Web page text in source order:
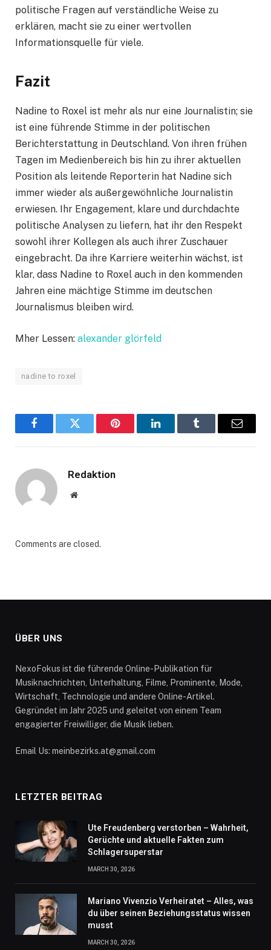
politische Fragen auf verständliche Weise zu
erklären, macht sie zu einer wertvollen
Informationsquelle für viele.
Fazit
Nadine to Roxel ist mehr als nur eine Journalistin; sie
ist eine führende Stimme in der politischen
Berichterstattung in Deutschland. Von ihren frühen
Tagen im Medienbereich bis hin zu ihrer aktuellen
Position als leitende Reporterin hat Nadine sich
immer wieder als außergewöhnliche Journalistin
erwiesen. Ihr Engagement, klare und durchdachte
politische Analysen zu liefern, hat ihr den Respekt
sowohl ihrer Kollegen als auch ihrer Zuschauer
eingebracht. Da ihre Karriere weiterhin wächst, ist
klar, dass Nadine to Roxel auch in den kommenden
Jahren eine mächtige Stimme im deutschen
Journalismus bleiben wird.
Mher Lessen: alexander glörfeld
nadine to roxel
FacebookTwitter Pinterest LinkedInTumblr Email
Redaktion
Website
Comments are closed.
ÜBER UNS
NexoFokus ist die führende Online-Publikation für
Musiknachrichten, Unterhaltung, Filme, Prominente, Mode,
Wirtschaft, Technologie und andere Online-Artikel.
Gegründet im Jahr 2025 und geleitet von einem Team
engagierter Freiwilliger, die Musik lieben.
Email Us: meinbezirks.at@gmail.com
LETZTER BEITRAG
Ute Freudenberg verstorben – Wahrheit,
Gerüchte und aktuelle Fakten zum
Schlagersuperstar
MARCH 30, 2026
Mariano Vivenzio Verheiratet – Alles, was
du über seinen Beziehungsstatus wissen
musst
MARCH 30, 2026